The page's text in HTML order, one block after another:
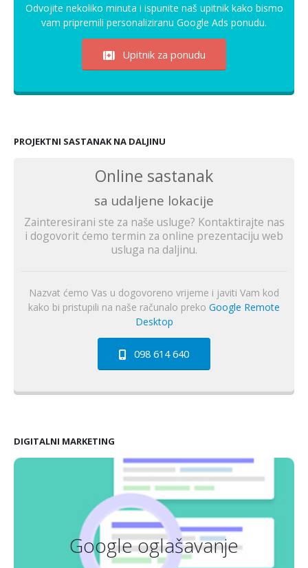
Odvojite nekoliko minuta i ispunite naš upitnik kako bismo
vam pripremili personaliziranu Google Ads ponudu.
Upitnik za ponudu
PROJEKTNI SASTANAK NA DALJINU
Online sastanak
sa udaljene lokacije
Zainteresirani ste za naše usluge? Kontaktirajte nas
i dogovorit ćemo termin za online prezentaciju web
usluga na daljinu.
Nazvat ćemo Vas u dogovoreno vrijeme i javiti Vam kod
kako bi pristupili na naše računalo preko Google Remote
Desktop
098 614 640
DIGITALNI MARKETING
Google oglašavanje
Google oglasi
Ciljano oglašavanje na Google pretraživačkoj mreži